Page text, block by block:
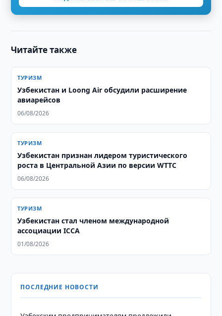
Читайте также
ТУРИЗМ
Узбекистан и Loong Air обсудили расширение
авиарейсов
06/08/2026
ТУРИЗМ
Узбекистан признан лидером туристического
роста в Центральной Азии по версии WTTC
06/08/2026
ТУРИЗМ
Узбекистан стал членом международной
ассоциации ICCA
01/08/2026
ПОСЛЕДНИЕ НОВОСТИ